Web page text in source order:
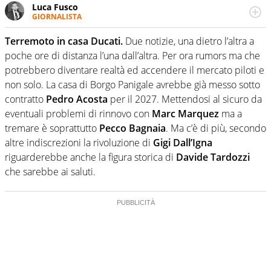
Luca Fusco
GIORNALISTA
Giornalista multimediale. Quando si accendono i motori,
lui sgasa, impenna, derapa. E spesso e volentieri finisce
sul podio
Terremoto in casa Ducati. Due notizie, una dietro l’altra a
poche ore di distanza l’una dall’altra. Per ora rumors ma che
potrebbero diventare realtà ed accendere il mercato piloti e
non solo. La casa di Borgo Panigale avrebbe già messo sotto
contratto Pedro Acosta per il 2027. Mettendosi al sicuro da
eventuali problemi di rinnovo con Marc Marquez ma a
tremare è soprattutto Pecco Bagnaia. Ma c’è di più, secondo
altre indiscrezioni la rivoluzione di Gigi Dall’Igna
riguarderebbe anche la figura storica di Davide Tardozzi
che sarebbe ai saluti.